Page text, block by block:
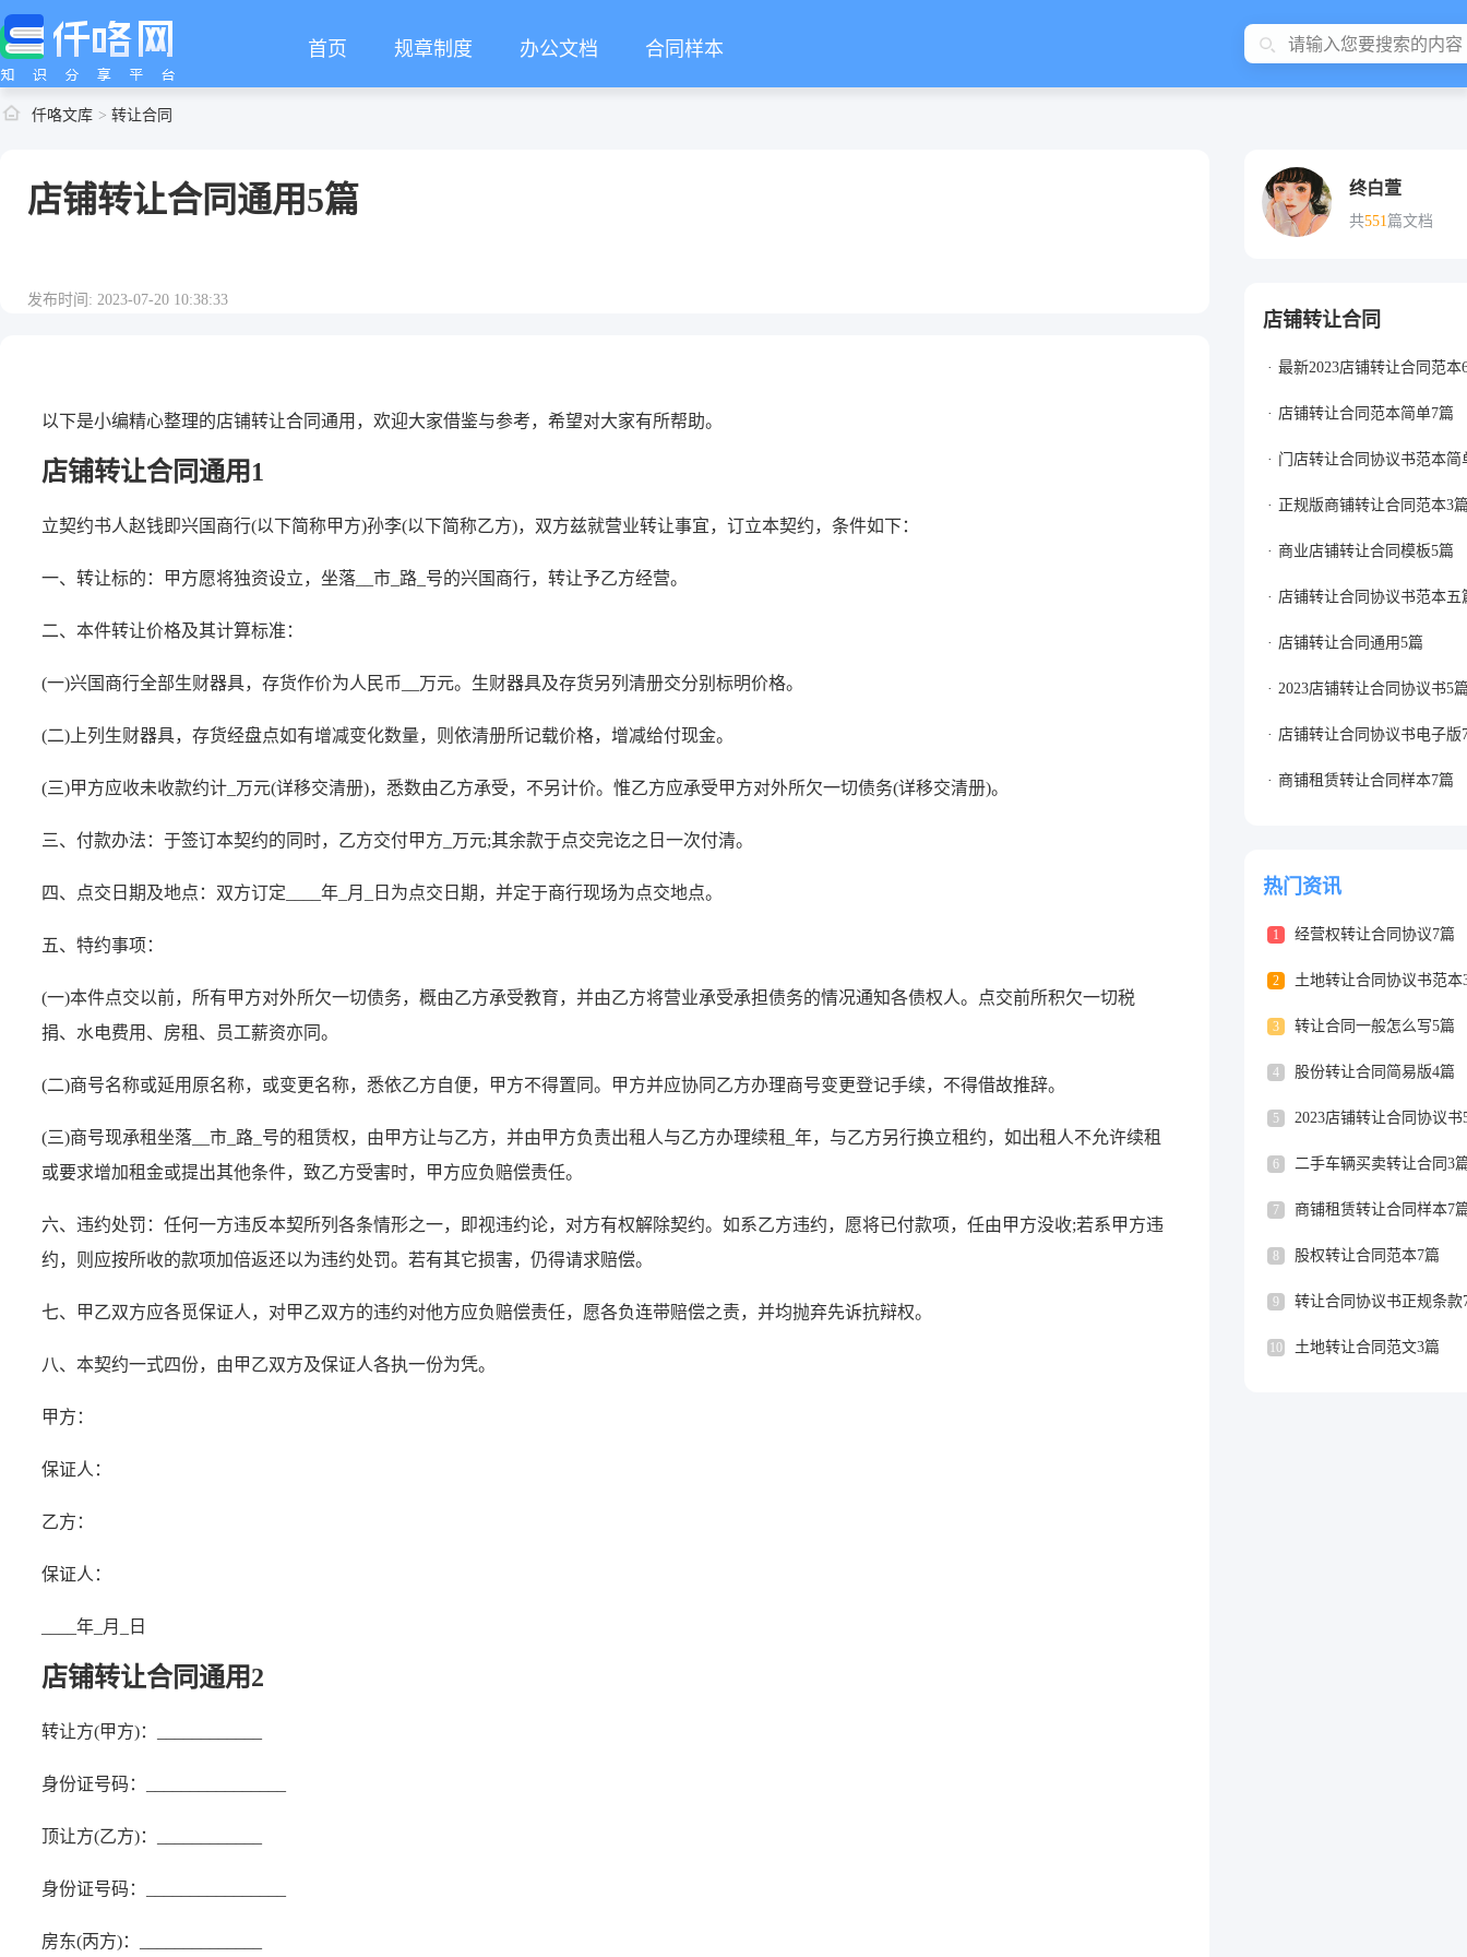
首页 规章制度 办公文档 合同样本
仟咯文库 转让合同
店铺转让合同通用5篇
发布时间: 2023-07-20 10:38:33
以下是小编精心整理的店铺转让合同通用，欢迎大家借鉴与参考，希望对大家有所帮助。
店铺转让合同通用1
立契约书人赵钱即兴国商行(以下简称甲方)孙李(以下简称乙方)，双方兹就营业转让事宜，订立本契约，条件如下：
一、转让标的：甲方愿将独资设立，坐落__市_路_号的兴国商行，转让予乙方经营。
二、本件转让价格及其计算标准：
(一)兴国商行全部生财器具，存货作价为人民币__ 万元。生财器具及存货另列清册交分别标明价格。
(二)上列生财器具，存货经盘点如有增减变化数量，则依清册所记载价格，增减给付现金。
(三)甲方应收未收款约计_万元(详移交清册)，悉数由乙方承受，不另计价。惟乙方应承受甲方对外所欠一切债务(详移交清册)。
三、付款办法：于签订本契约的同时，乙方交付甲方_万元;其余款于点交完讫之日一次付清。
四、点交日期及地点：双方订定____年_月_日为点交日期，并定于商行现场为点交地点。
五、特约事项：
(一)本件点交以前，所有甲方对外所欠一切债务，概由乙方承受教育，并由乙方将营业承受承担债务的情况通知各债权人。点交前所积欠一切税
捐、水电费用、房租、员工薪资亦同。
(二)商号名称或延用原名称，或变更名称，悉依乙方自便，甲方不得置同。甲方并应协同乙方办理商号变更登记手续，不得借故推辞。
(三)商号现承租坐落__ 市_路_号的租赁权，由甲方让与乙方，并由甲方负责出租人与乙方办理续租_年，与乙方另行换立租约，如出租人不允许续租
或要求增加租金或提出其他条件，致乙方受害时，甲方应负赔偿责任。
六、违约处罚：任何一方违反本契所列各条情形之一，即视违约论，对方有权解除契约。如系乙方违约，愿将已付款项，任由甲方没收;若系甲方违
约，则应按所收的款项加倍返还以为违约处罚。若有其它损害，仍得请求赔偿。
七、甲乙双方应各觅保证人，对甲乙双方的违约对他方应负赔偿责任，愿各负连带赔偿之责，并均抛弃先诉抗辩权。
八、本契约一式四份，由甲乙双方及保证人各执一份为凭。
甲方：
保证人：
乙方：
保证人：
年_月_日
店铺转让合同通用2
转让方(甲方)：____________
身份证号码：________________
顶让方(乙方)：____________
身份证号码：________________
房东(丙方)：______________
终白萱
共551篇文档
店铺转让合同
最新2023店铺转让合同范本
店铺转让合同范本简单7篇
门店转让合同协议书范本简
正规版商铺转让合同范本3
商业店铺转让合同模板5篇
店铺转让合同协议书范本五
店铺转让合同通用5篇
2023店铺转让合同协议书5
店铺转让合同协议书电子版
商铺租赁转让合同样本7篇
热门资讯
1 经营权转让合同协议7篇
2 土地转让合同协议书范本
3 转让合同一般怎么写5篇
4 股份转让合同简易版4篇
5 2023店铺转让合同协议书
6 二手车辆买卖转让合同3
7 商铺租赁转让合同样本7
8 股权转让合同范本7篇
9 转让合同协议书正规条款
10 土地转让合同范文3篇